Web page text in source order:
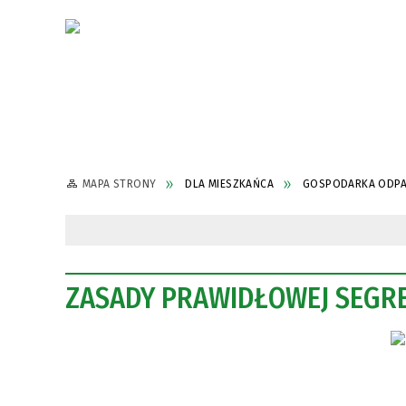
MAPA STRONY DLA MIESZKAŃCA GOSPODARKA
ZASADY PRAWIDŁOWEJ